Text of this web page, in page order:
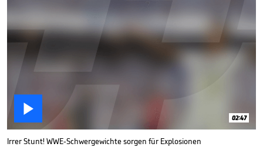
 02:47
Irrer Stunt! WWE-Schwergewichte sorgen für Explosionen